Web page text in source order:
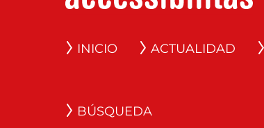
INICIO ACTUALIDAD
BÚSQUEDA